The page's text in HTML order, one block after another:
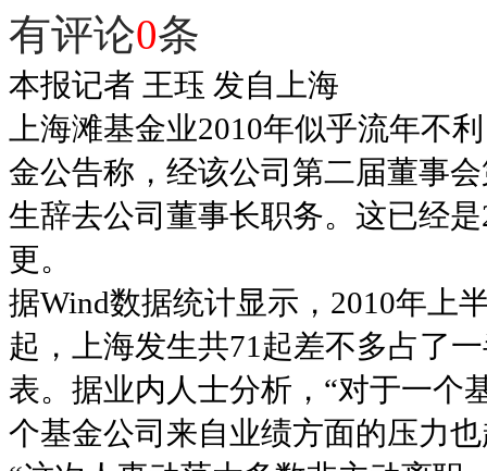
有评论0条
本报记者 王珏 发自上海
上海滩基金业2010年似乎流年不
金公告称，经该公司第二届董事
生辞去公司董事长职务。这已经
更。
据Wind数据统计显示，2010年上
起，上海发生共71起差不多占了
表。据业内人士分析，“对于一个
个基金公司来自业绩方面的压力